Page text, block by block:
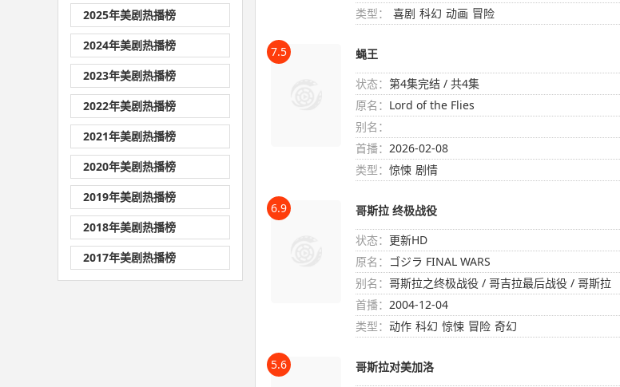
2025年美剧热播榜
2024年美剧热播榜
2023年美剧热播榜
2022年美剧热播榜
2021年美剧热播榜
2020年美剧热播榜
2019年美剧热播榜
2018年美剧热播榜
2017年美剧热播榜
inions 3
类型：
喜剧 科幻 动画 冒险
7.5
蝇王
状态： 第4集完结 / 共4集
原名： Lord of the Flies
别名：
首播： 2026-02-08
类型： 惊悚 剧情
6.9
哥斯拉 终极战役
状态： 更新HD
原名： ゴジラ FINAL WARS
别名： 哥斯拉之终极战役 / 哥吉拉最后战役 / 哥斯拉
最后的战斗 / Godzilla: Final Wars
首播： 2004-12-04
类型： 动作 科幻 惊悚 冒险 奇幻
5.6
哥斯拉对美加洛